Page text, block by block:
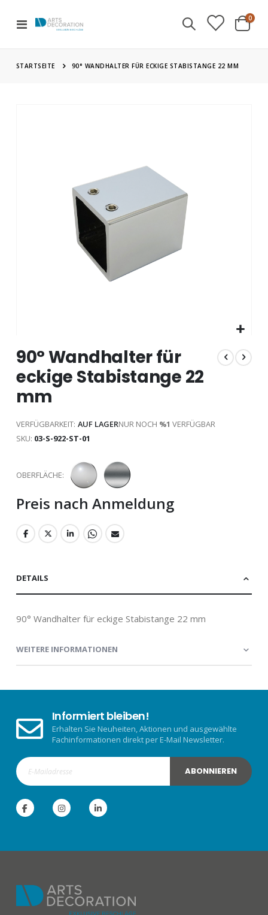
Navigation
Cart
0
STARTSEITE 90° WANDHALTER FÜR ECKIGE STABISTANGE 22 MM
Anfang
der
Bildgalerie
springen
90° Wandhalter für
eckige Stabistange 22
mm
VERFÜGBARKEIT: AUF LAGERNUR NOCH %1 VERFÜGBAR
SKU 03-S-922-ST-01
OBERFLÄCHE
Preis nach Anmeldung
DETAILS
90° Wandhalter für eckige Stabistange 22 mm
WEITERE INFORMATIONEN
Informiert bleiben!
Erhalten Sie Neuheiten, Aktionen und ausgewählte
Fachinformationen direkt per E-Mail Newsletter.
ABONNIEREN